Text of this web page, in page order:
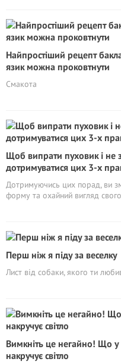
Найпростіший рецепт
язик можна проковтнути
Смакота
Щоб випрати пуховик і не
дотримуватися цих 3-х
Дотримуючись цих порад, ви
форму та охайний вигляд
Перш ніж я піду за веселку
Лист від собаки, якого ти
Вимкніть це негайно! Що у
накручує світло